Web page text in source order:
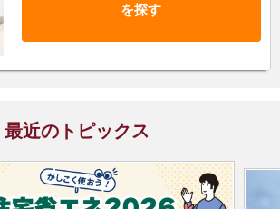
を探す
最近のトピックス